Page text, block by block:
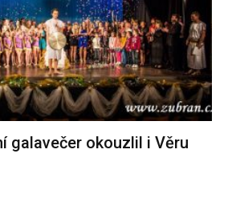
galavečer okouzlil i Věru